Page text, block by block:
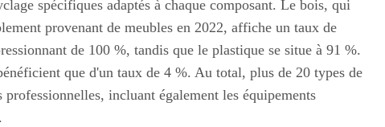
spécifiques adaptés à chaque composant. Le bois, qui
provenant de meubles en 2022, affiche un taux de
de 100 %, tandis que le plastique se situe à 91 %.
que d'un taux de 4 %. Au total, plus de 20 types de
incluant également les équipements